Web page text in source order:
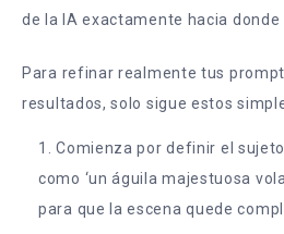
de la IA exactamente hacia donde
Para refinar realmente tus
resultados, solo sigue estos
Comienza por definir el
como ‘un águila majestuosa
para que la escena quede